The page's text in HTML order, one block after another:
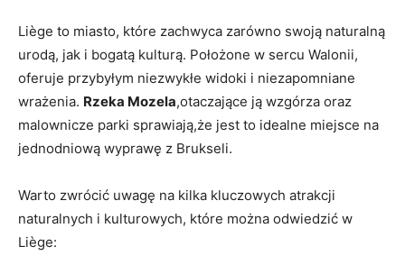
Liège to miasto, które zachwyca zarówno⁣ swoją naturalną
urodą, jak i bogatą ⁢kulturą. ​Położone w⁤ sercu Walonii,
oferuje przybyłym niezwykłe widoki i niezapomniane
wrażenia. Rzeka Mozela,otaczające ją wzgórza oraz
malownicze ‍parki sprawiają,że jest⁣ to idealne miejsce na
jednodniową wyprawę z Brukseli.
Warto‍ zwrócić uwagę na kilka ⁣kluczowych atrakcji
naturalnych i kulturowych, które można odwiedzić w
Liège: